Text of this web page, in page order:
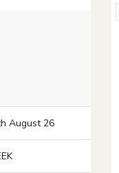
August 26